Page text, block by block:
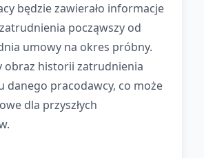
będzie zawierało informacje
począwszy od
umowy na okres próbny.
obraz historii zatrudnienia
danego pracodawcy, co może
dla przyszłych